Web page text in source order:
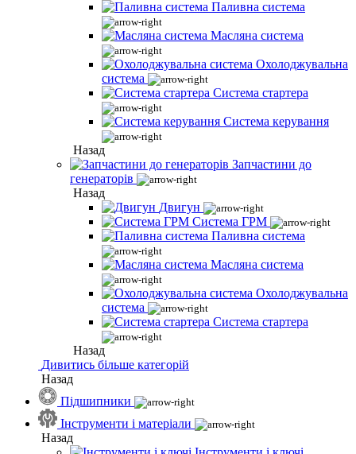
Паливна система
Масляна система
Охолоджувальна
система
Система стартера
Система керування
Назад
Запчастини до
генераторів
Назад
Двигун
Система ГРМ
Паливна система
Масляна система
Охолоджувальна
система
Система стартера
Назад
Дивитись більше категорій
Назад
Підшипники
Інструменти і матеріали
Назад